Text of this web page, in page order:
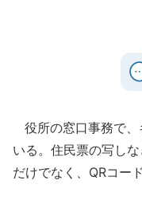
役所の窓口事務で、
いる。住民票の写し
だけでなく、QRコー